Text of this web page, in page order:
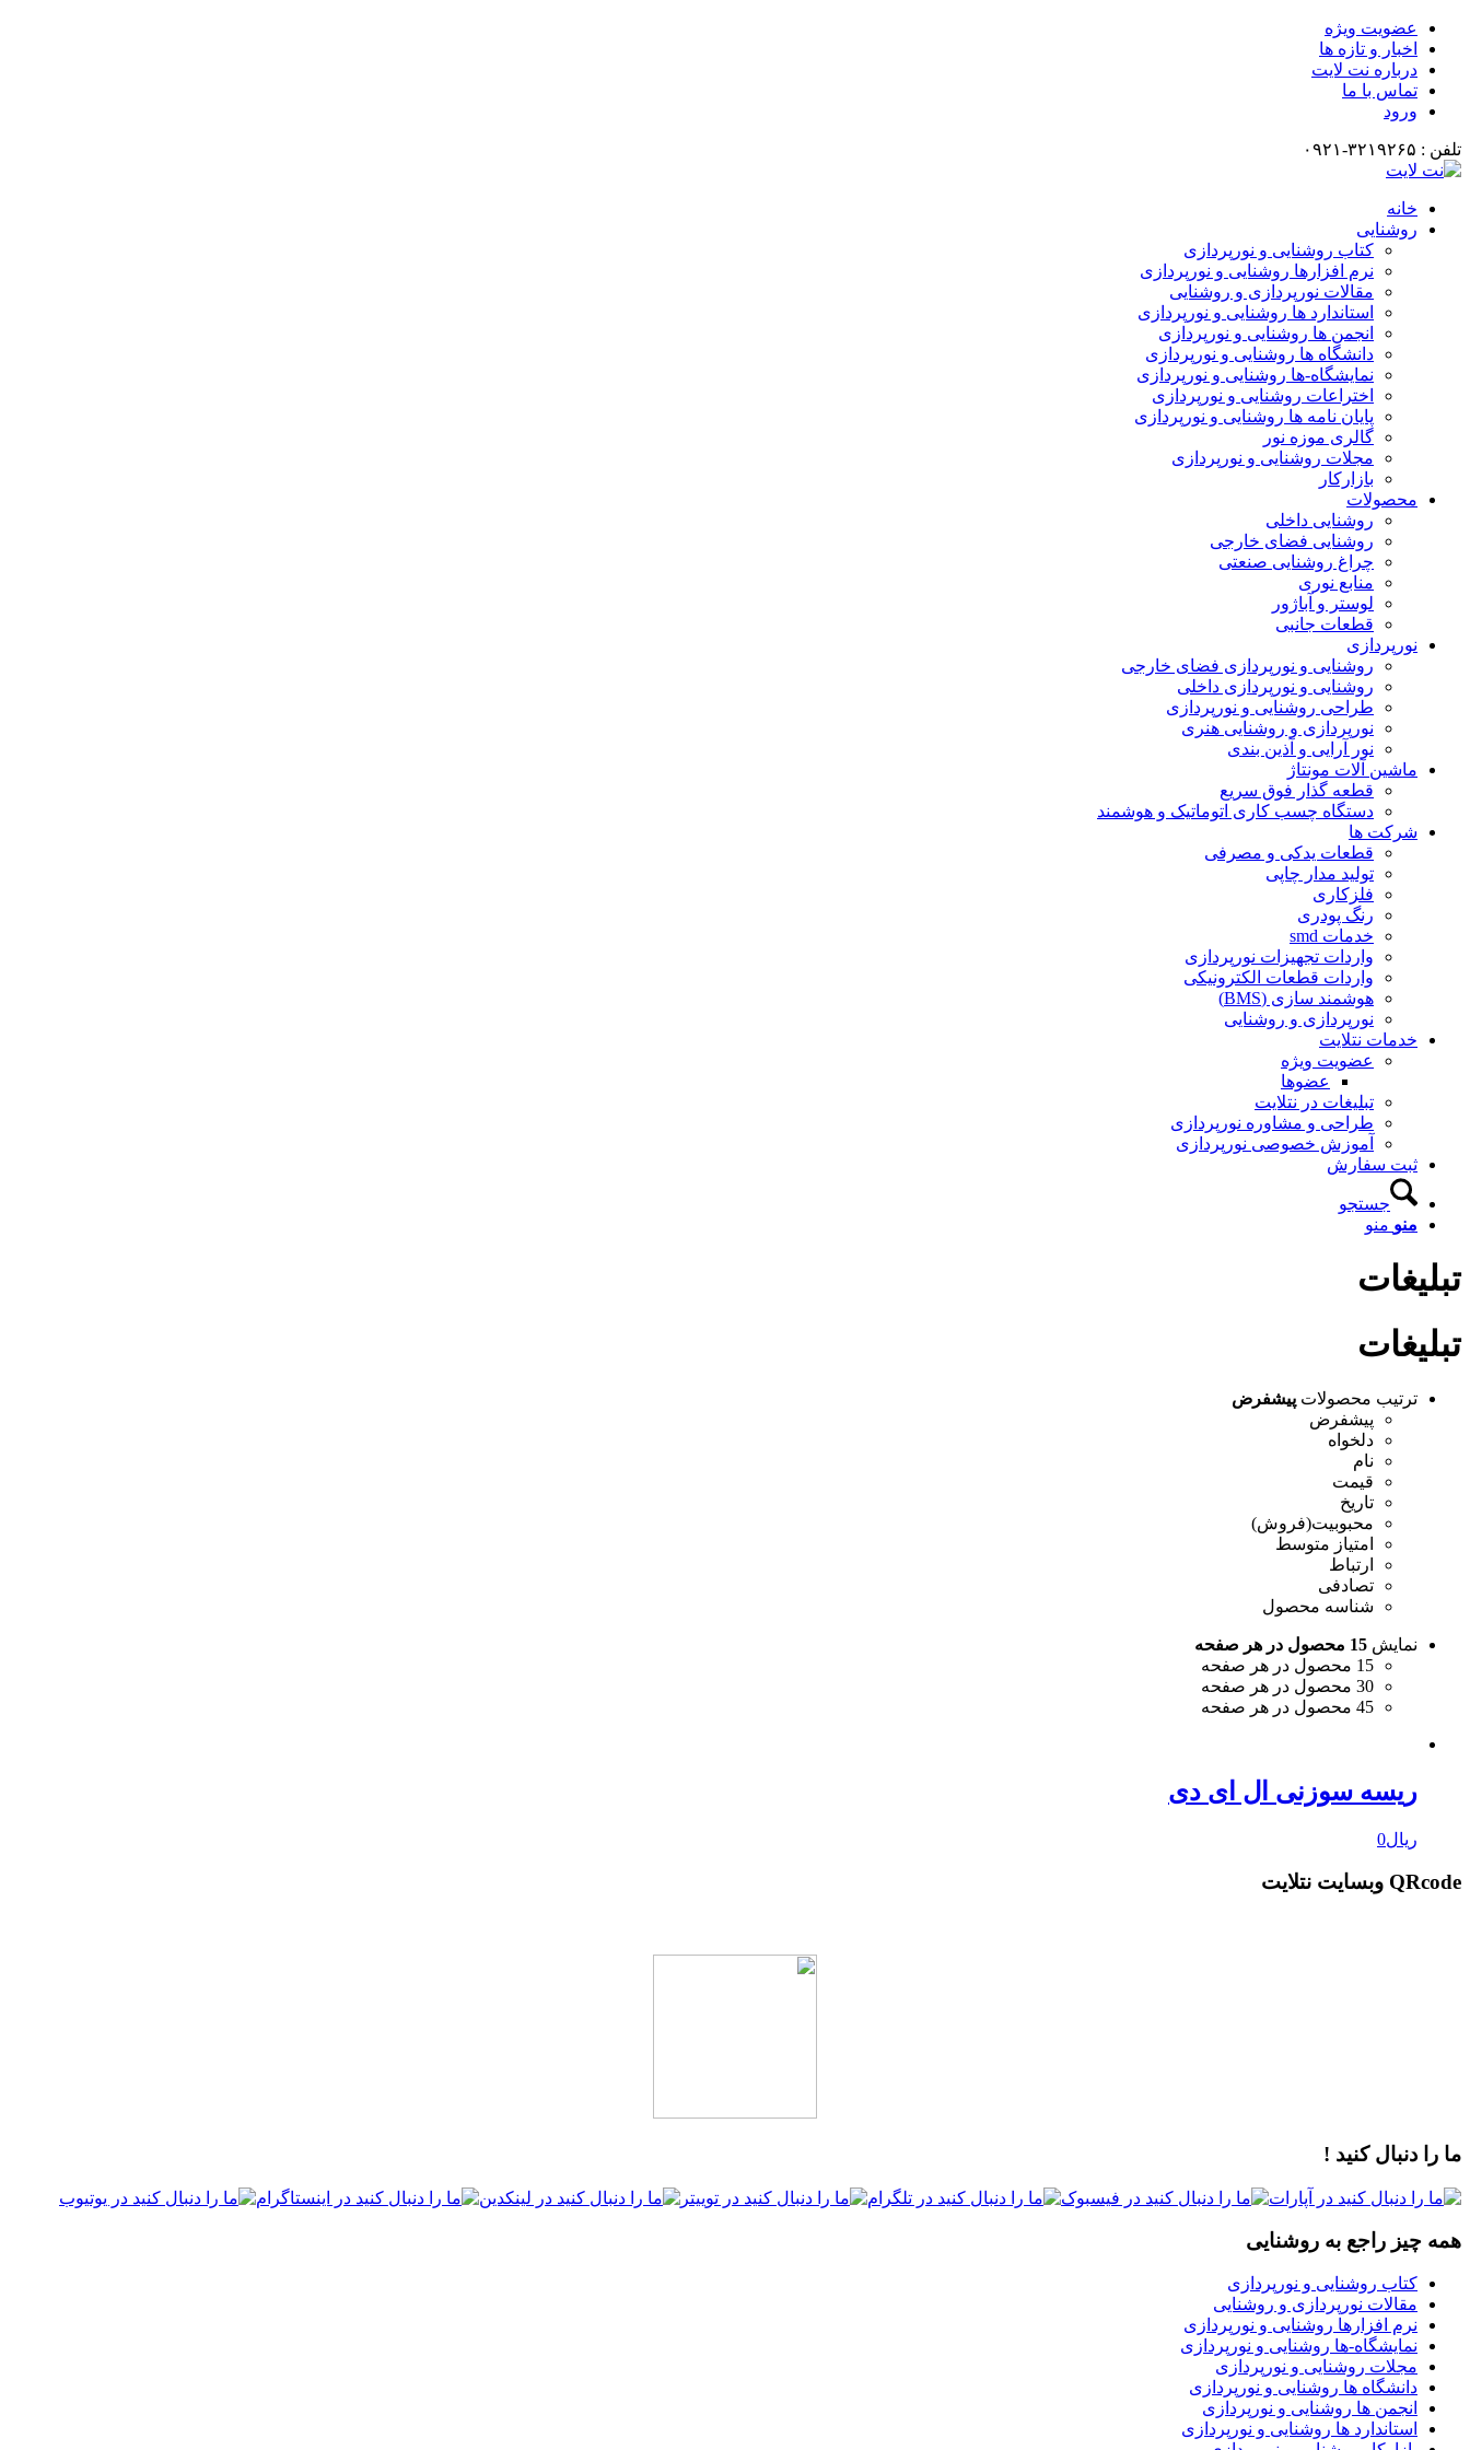
عضویت ویژه
اخبار و تازه ها
درباره نت لایت
تماس با ما
ورود
تلفن : ۳۲۱۹۲۶۵-۰۹۲۱
خانه
روشنایی
کتاب روشنایی و نورپردازی
نرم افزارها روشنایی و نورپردازی
مقالات نورپردازی و روشنایی
استاندارد ها روشنایی و نورپردازی
انجمن ها روشنایی و نورپردازی
دانشگاه ها روشنایی و نورپردازی
نمایشگاه-ها روشنایی و نورپردازی
اختراعات روشنایی و نورپردازی
پایان نامه ها روشنایی و نورپردازی
گالری موزه نور
مجلات روشنایی و نورپردازی
بازارکار
محصولات
روشنایی داخلی
روشنایی فضای خارجی
چراغ روشنایی صنعتی
منابع نوری
لوستر و آباژور
قطعات جانبی
نورپردازی
روشنایی و نورپردازی فضای خارجی
روشنایی و نورپردازی داخلی
طراحی روشنایی و نورپردازی
نورپردازی و روشنایی هنری
نور آرایی و آذین بندی
ماشین آلات مونتاژ
قطعه گذار فوق سریع
دستگاه چسب کاری اتوماتیک و هوشمند
شرکت ها
قطعات یدکی و مصرفی
تولید مدار چاپی
فلزکاری
رنگ پودری
خدمات smd
واردات تجهیزات نورپردازی
واردات قطعات الکترونیکی
هوشمند سازی (BMS)
نورپردازی و روشنایی
خدمات نتلایت
عضویت ویژه
عضوها
تبلیغات در نتلایت
طراحی و مشاوره نورپردازی
آموزش خصوصی نورپردازی
ثبت سفارش
جستجو
منو منو
تبلیغات
تبلیغات
ترتیب محصولات پیشفرض
پیشفرض
دلخواه
نام
قیمت
تاریخ
محبوبیت(فروش)
امتیاز متوسط
ارتباط
تصادفی
شناسه محصول
نمایش 15 محصول در هر صفحه
15 محصول در هر صفحه
30 محصول در هر صفحه
45 محصول در هر صفحه
ریسه سوزنی ال ای دی
ریال0
QRcode وبسایت نتلایت
ما را دنبال کنید !
همه چیز راجع به روشنایی
کتاب روشنایی و نورپردازی
مقالات نورپردازی و روشنایی
نرم افزارها روشنایی و نورپردازی
نمایشگاه-ها روشنایی و نورپردازی
مجلات روشنایی و نورپردازی
دانشگاه ها روشنایی و نورپردازی
انجمن ها روشنایی و نورپردازی
استاندارد ها روشنایی و نورپردازی